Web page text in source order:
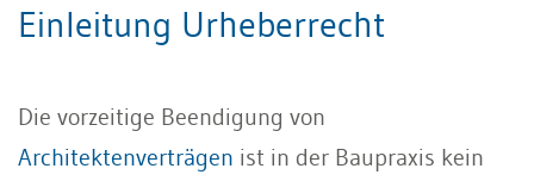
Einleitung Urheberrecht
Die vorzeitige Beendigung von
Architektenverträgen ist in der Baupraxis kein